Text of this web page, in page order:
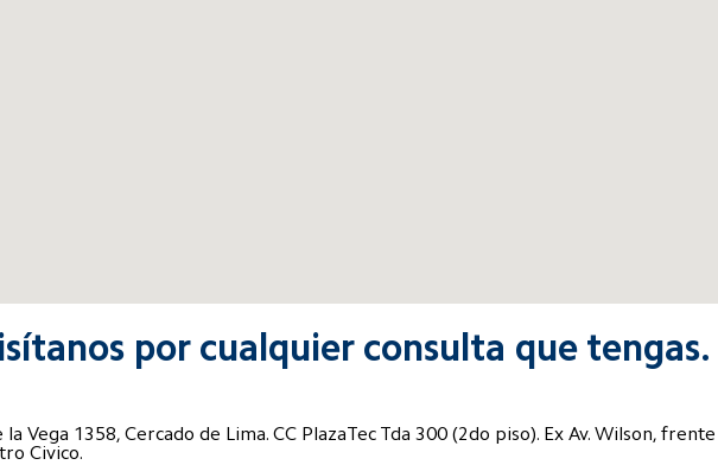
por cualquier consulta que tengas.
la Vega 1358, Cercado de Lima. CC PlazaTec Tda 300 (2do piso). Ex Av. Wilson,
Civico.